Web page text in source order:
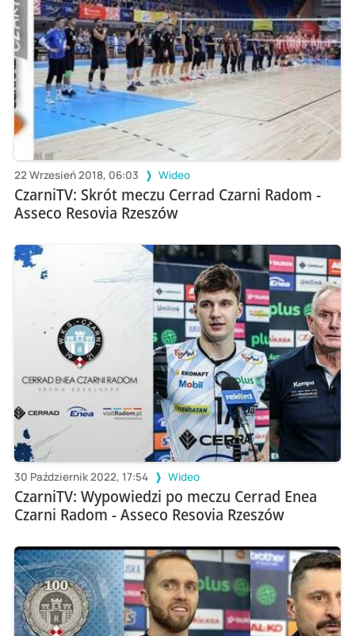
22 Wrzesień 2018, 06:03 Wideo
CzarniTV: Skrót meczu Cerrad Czarni Radom -
Asseco Resovia Rzeszów
30 Październik 2022, 17:54 Wideo
CzarniTV: Wypowiedzi po meczu Cerrad Enea
Czarni Radom - Asseco Resovia Rzeszów